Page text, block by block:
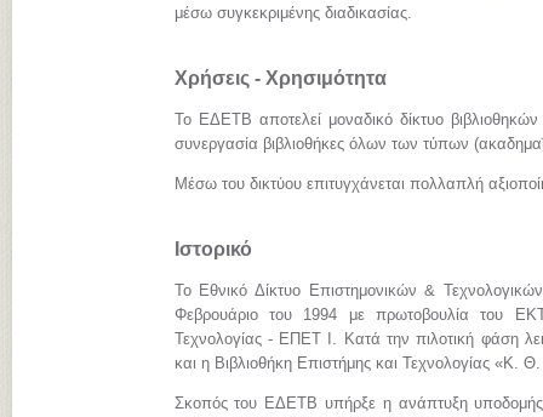
μέσω συγκεκριμένης διαδικασίας.
Χρήσεις - Χρησιμότητα
Το ΕΔΕΤΒ αποτελεί μοναδικό δίκτυο
συνεργασία βιβλιοθήκες όλων των τύπων
Μέσω του δικτύου επιτυγχάνεται πολλαπλή
Ιστορικό
Το Εθνικό Δίκτυο Επιστημονικών &
Φεβρουάριο του 1994 με πρωτοβουλία του
Τεχνολογίας - ΕΠΕΤ Ι. Κατά την πιλοτική φάση
και η Βιβλιοθήκη Επιστήμης και Τεχνολογίας «Κ.
Σκοπός του ΕΔΕΤΒ υπήρξε η ανάπτυξη